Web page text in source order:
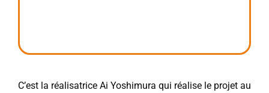
C’est la réalisatrice Ai Yoshimura qui réalise le projet au